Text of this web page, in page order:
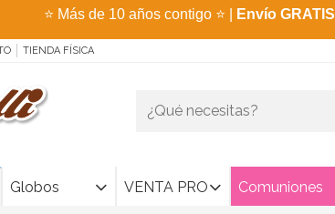
⭐ Más de 10 años contigo ⭐ Envío GRATIS
TIENDA FÍSICA
Globos VENTA PRO Comuniones